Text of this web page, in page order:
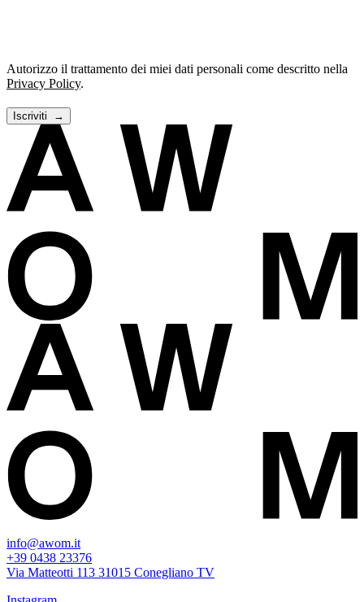
Autorizzo il trattamento dei miei dati personali come descritto nella
Privacy Policy.
Iscriviti →
info@awom.it
+39 0438 23376
Via Matteotti 113 31015 Conegliano TV